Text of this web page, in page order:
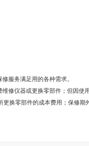
服务满足用的各种需求。
修仪器或更换零部件；但因使
换零部件的成本费用；保修期